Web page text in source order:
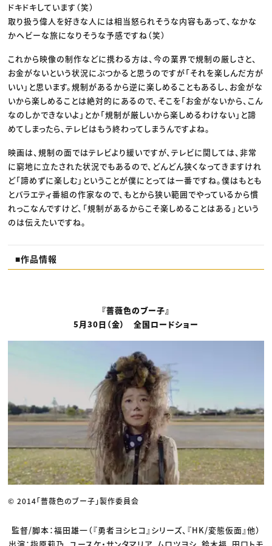
ドキドキしています（笑）
取り扱う偉人を好きな人には相当怒られそうな内容もあって、なかな
かヘビーな旅になりそうな予感ですね（笑）
これから映像の制作などに携わる方は、今の業界で規制の厳しさと、
お金がないという状況にぶつかると思うのですが「それを楽しんだ方が
いい」と思います。規制があるから逆に楽しめることもあるし、お金がな
いから楽しめることは絶対的にあるので、そこを「お金がないから、こん
なのしかできないよ」とか「規制が厳しいから楽しめるわけない」と諦
めてしまったら、テレビはもう終わってしまうんですよね。
映画は、規制の面ではテレビより緩いですが、テレビに関しては、非常
に窮地に立たされた状況でもあるので、どんどん狭くなってきますけれ
ど「諦めずに楽しむ」ということが僕にとっては一番ですね。僕はもとも
とバラエティ番組の作家なので、もとから狭い範囲でやっているから慣
れっこなんですけど、「規制があるからこそ楽しめることはある」という
のは伝えたいですね。
■作品情報
『薔薇色のブー子』
5月30日（金） 全国ロードショー
© 2014「薔薇色のブー子」製作委員会
監督/脚本：福田雄一（『勇者ヨシヒコ』シリーズ、『HK/変態仮面』他）